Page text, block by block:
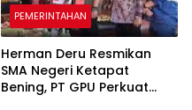
PEMERINTAHAN
Herman Deru Resmikan
SMA Negeri Ketapat
Bening, PT GPU Perkuat